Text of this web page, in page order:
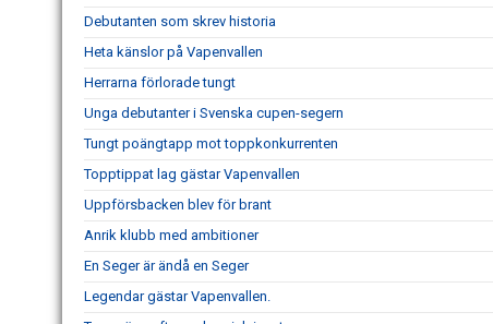
Debutanten som skrev historia
Heta känslor på Vapenvallen
Herrarna förlorade tungt
Unga debutanter i Svenska cupen-segern
Tungt poängtapp mot toppkonkurrenten
Topptippat lag gästar Vapenvallen
Uppförsbacken blev för brant
Anrik klubb med ambitioner
En Seger är ändå en Seger
Legendar gästar Vapenvallen.